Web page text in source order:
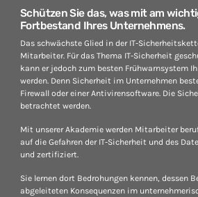
today April 24, 2019
Ransomware Mr.Apple089
Schützen Sie das, was mit am
Fortbestand Ihres Unternehmens.
Das schwächste Glied in der IT-
Mitarbeiter. Für das Thema IT-Sicherheit
kann er jedoch zum besten Frühwarnsystem
werden. Denn Sicherheit im Unternehmen
Firewall oder einer Antivirensoftware. Die
betrachtet werden.
Mit unserer Akademie werden Mitarbeiter
auf die Gefahren der IT-Sicherheit und des
und zertifiziert.
Sie lernen dort Bedrohungen kennen, dessen
abgeleiteten Konsequenzen im